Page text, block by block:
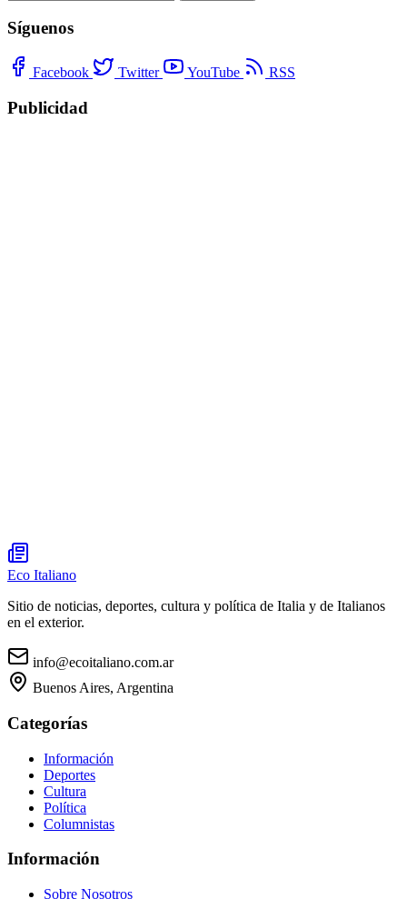
Síguenos
Facebook Twitter YouTube RSS
Publicidad
Eco Italiano
Sitio de noticias, deportes, cultura y política de Italia y de Italianos
en el exterior.
info@ecoitaliano.com.ar
Buenos Aires, Argentina
Categorías
Información
Deportes
Cultura
Política
Columnistas
Información
Sobre Nosotros